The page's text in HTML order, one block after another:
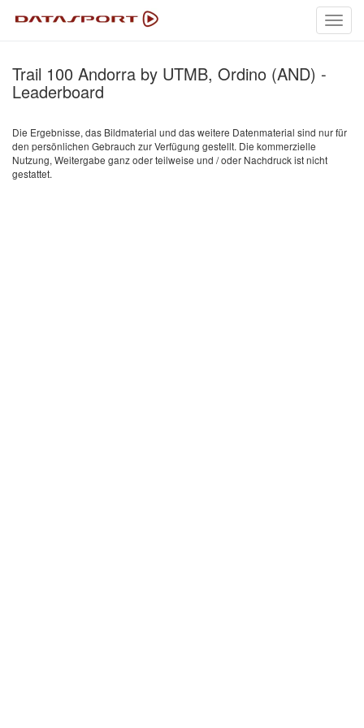
Trail 100 Andorra by UTMB, Ordino (AND) -
Leaderboard
Die Ergebnisse, das Bildmaterial und das weitere Datenmaterial sind nur für
den persönlichen Gebrauch zur Verfügung gestellt. Die kommerzielle
Nutzung, Weitergabe ganz oder teilweise und / oder Nachdruck ist nicht
gestattet.